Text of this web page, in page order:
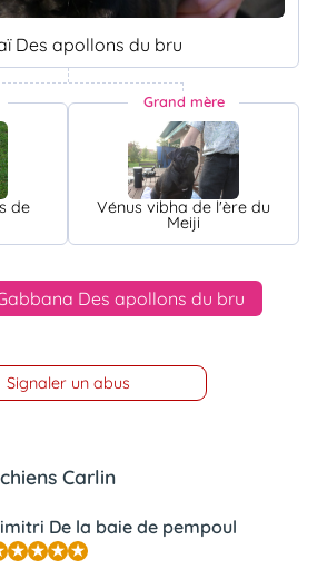
Des apollons du bru
de
Grand mère
Vénus vibha de l'ère du
Meiji
Des apollons du bru
Signaler un abus
Carlin
De la baie de pempoul